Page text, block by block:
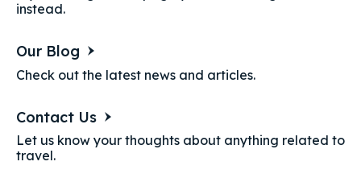
อาหาร
บรรยากาศที่พัก
instead.
Our Blog
Check out the latest news and articles.
Contact Us
Let us know your thoughts about anything related to
travel.